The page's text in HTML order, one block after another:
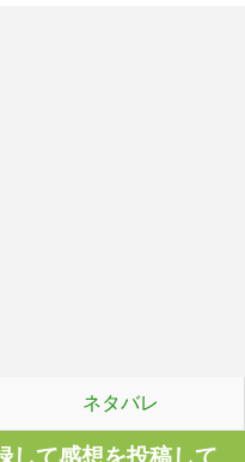
ネタバレ
して感想を投稿して